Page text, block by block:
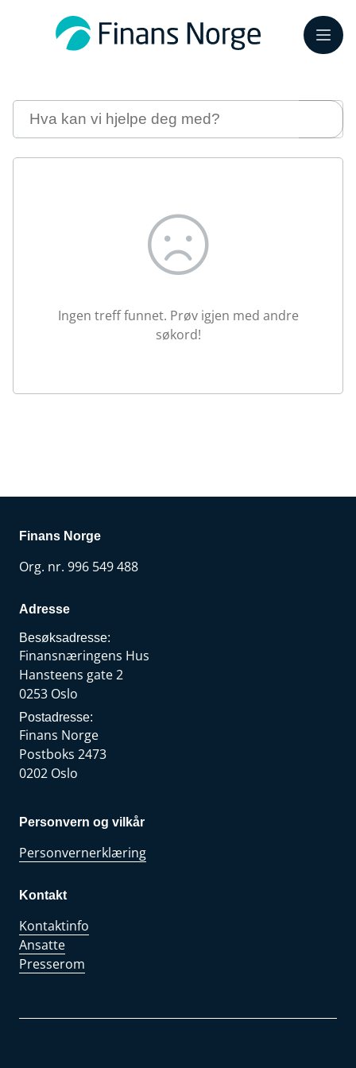
Meny
Søk
Ingen treff funnet. Prøv igjen med andre
søkord!
Finans Norge
Org. nr. 996 549 488
Adresse
Besøksadresse:
Finansnæringens Hus
Hansteens gate 2
0253 Oslo
Postadresse:
Finans Norge
Postboks 2473
0202 Oslo
Personvern og vilkår
Personvernerklæring
Kontakt
Kontaktinfo
Ansatte
Presserom